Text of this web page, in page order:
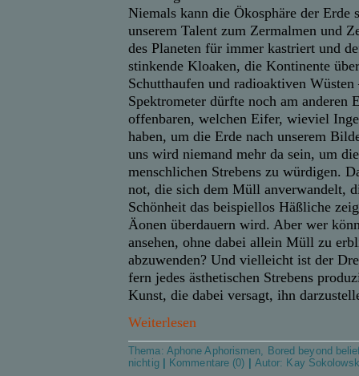
Niemals kann die Ökosphäre der Erde
unserem Talent zum Zermalmen und
des Planeten für immer kastriert und
stinkende Kloaken, die Kontinente
Schutthaufen und radioaktiven
Spektrometer dürfte noch am anderen
offenbaren, welchen Eifer, wieviel
haben, um die Erde nach unserem
uns wird niemand mehr da sein, um
menschlichen Strebens zu würdigen.
not, die sich dem Müll anverwandelt,
Schönheit das beispiellos Häßliche
Äonen überdauern wird. Aber wer
ansehen, ohne dabei allein Müll zu
abzuwenden? Und vielleicht ist der
fern jedes ästhetischen Strebens
Kunst, die dabei versagt, ihn
Weiterlesen
Thema: Aphone Aphorismen, Bored beyond
nichtig
Kommentare (0) Autor: Kay